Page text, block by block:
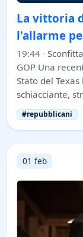
La vittoria
l'allarme
19:44 ·
GOP Una
Stato del
schiacciante,
#repubblicani
01 feb